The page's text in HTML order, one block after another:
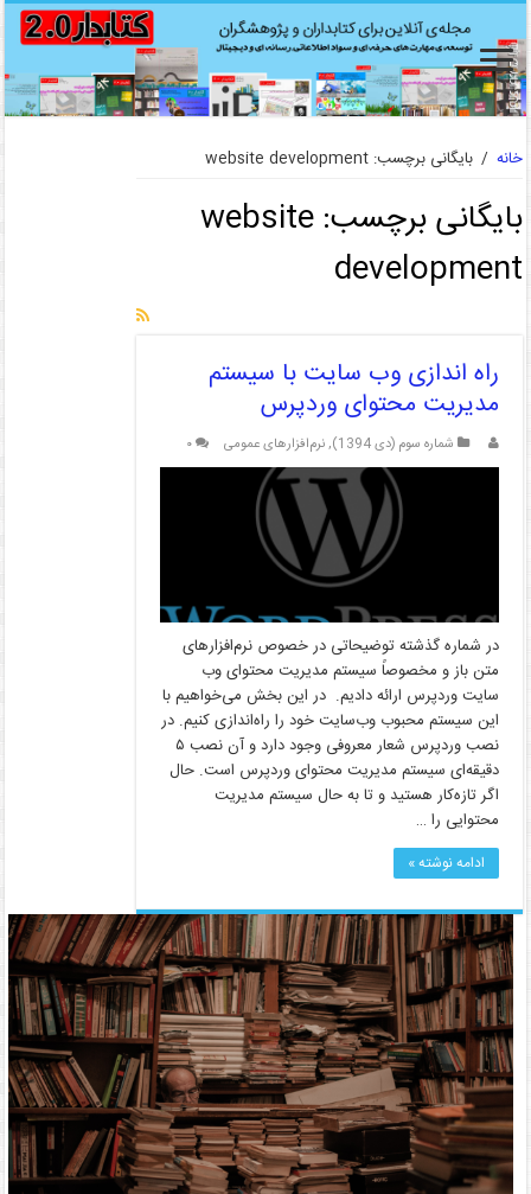
خانه / بایگانی برچسب: website development
بایگانی برچسب: website
development
راه اندازی وب سایت با سیستم
مدیریت محتوای وردپرس
شماره سوم (دی 1394) ,نرم‌افزارهای عمومی ۰
در شماره گذشته توضیحاتی در خصوص نرم‌افزارهای
متن باز و مخصوصاً سیستم مدیریت محتوای وب
سایت وردپرس ارائه دادیم. در این بخش می‌خواهیم با
این سیستم محبوب وب‌سایت خود را راه‌اندازی کنیم. در
نصب وردپرس شعار معروفی وجود دارد و آن نصب ۵
دقیقه‌ای سیستم مدیریت محتوای وردپرس است. حال
اگر تازه‌کار هستید و تا به حال سیستم مدیریت
محتوایی را …
ادامه نوشته »